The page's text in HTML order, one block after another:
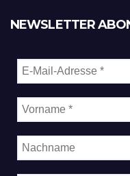
NEWSLETTER